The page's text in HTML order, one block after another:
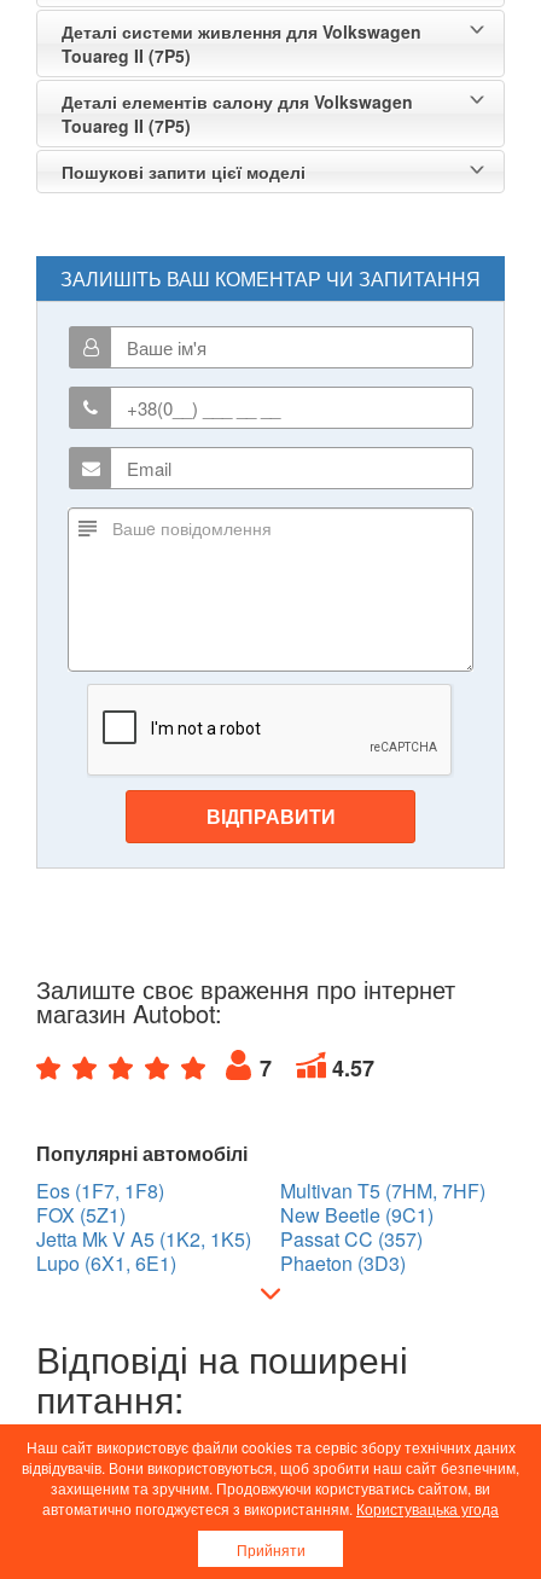
Деталі системи живлення для Volkswagen
Touareg II (7P5)
Деталі елементів салону для Volkswagen
Touareg II (7P5)
Пошукові запити цієї моделі
ЗАЛИШІТЬ ВАШ КОМЕНТАР ЧИ ЗАПИТАННЯ
ВІДПРАВИТИ
Залиште своє враження про інтернет
магазин Autobot:
7 4.57
Популярні автомобілі
Eos (1F7, 1F8)
FOX (5Z1)
Jetta Mk V A5 (1K2, 1K5)
Lupo (6X1, 6E1)
Multivan T5 (7HM, 7HF)
New Beetle (9C1)
Passat CC (357)
Phaeton (3D3)
Відповіді на поширені
питання:
❓Скільки пропозицій та яка ціна
запчастин на VOLKSWAGEN
Touareg II (7P5) в інтернет-магазині
Наш сайт використовує файли cookies та сервіс збору технічних даних
відвідувачів. Вони використовуються, щоб зробити наш сайт безпечним,
захищеним та зручним. Продовжуючи користуватись сайтом, ви
автоматично погоджуєтеся з використанням. Користувацька угода
Прийняти